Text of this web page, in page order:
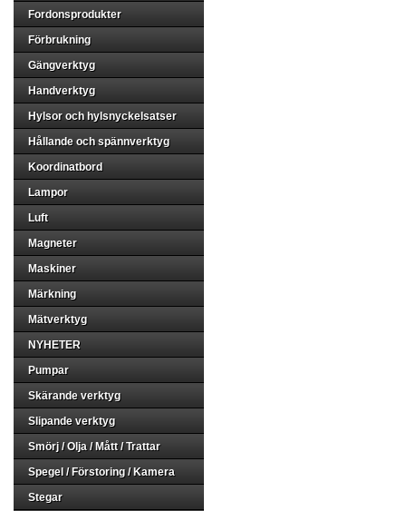
Fordonsprodukter
Förbrukning
Gängverktyg
Handverktyg
Hylsor och hylsnyckelsatser
Hållande och spännverktyg
Koordinatbord
Lampor
Luft
Magneter
Maskiner
Märkning
Mätverktyg
NYHETER
Pumpar
Skärande verktyg
Slipande verktyg
Smörj / Olja / Mått / Trattar
Spegel / Förstoring / Kamera
Stegar